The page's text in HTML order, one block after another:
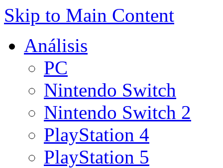
Skip to Main Content
Análisis
PC
Nintendo Switch
Nintendo Switch 2
PlayStation 4
PlayStation 5